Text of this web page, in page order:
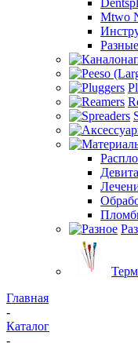
Mtwo
Разные
Главная
-
Каталог
-